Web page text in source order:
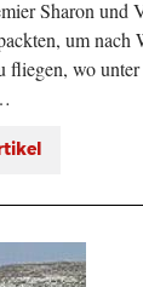
Sharon und
um nach
fliegen, wo